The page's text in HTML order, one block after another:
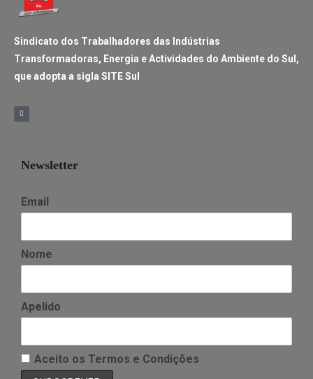
Sindicato dos Trabalhadores das Indústrias
Transformadoras, Energia e Actividades do Ambiente do Sul,
que adopta a sigla SITE Sul
Newsletter
Email
Nome
Apelido
Aceito os Termos e Condições